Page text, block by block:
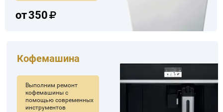
от350
Кофемашина
Выполним ремонт
кофемашины с
помощью современных
инструментов